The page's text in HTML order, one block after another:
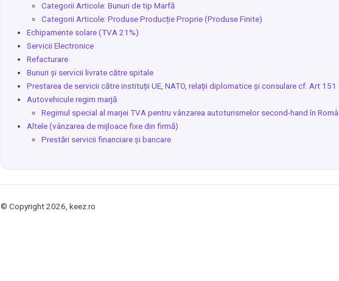
Categorii Articole: Bunuri de tip Marfă
Categorii Articole: Produse Producție Proprie (Produse Finite)
Echipamente solare (TVA 21%)
Servicii Electronice
Refacturare
Bunuri și servicii livrate către spitale
Prestarea de servicii către instituții UE, NATO, relații diplomatice și consulare cf. Art 151
Autovehicule regim marjă
Regimul special al marjei TVA pentru vânzarea autoturismelor second-hand în
Altele (vânzarea de mijloace fixe din firmă)
Prestări servicii financiare și bancare
© Copyright 2026, keez.ro